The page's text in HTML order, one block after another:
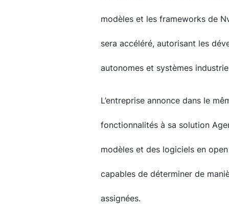
modèles et les frameworks de
sera accéléré, autorisant les
autonomes et systèmes
L’entreprise annonce dans le
fonctionnalités à sa solution
modèles et des logiciels en
capables de déterminer de
assignées.